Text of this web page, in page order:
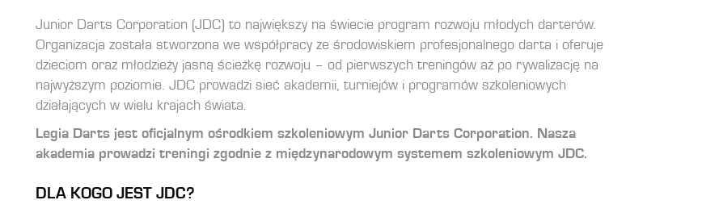
Junior Darts Corporation (JDC) to największy na świecie program rozwoju młodych darterów.
Organizacja została stworzona we współpracy ze środowiskiem profesjonalnego darta i oferuje
dzieciom oraz młodzieży jasną ścieżkę rozwoju – od pierwszych treningów aż po rywalizację na
najwyższym poziomie. JDC prowadzi sieć akademii, turniejów i programów szkoleniowych
działających w wielu krajach świata.
Legia Darts jest oficjalnym ośrodkiem szkoleniowym Junior Darts Corporation. Nasza
akademia prowadzi treningi zgodnie z międzynarodowym systemem szkoleniowym JDC.
DLA KOGO JEST JDC?